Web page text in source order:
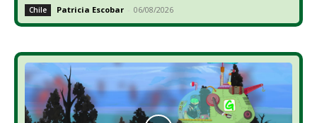
Chile Patricia Escobar - 06/08/2026